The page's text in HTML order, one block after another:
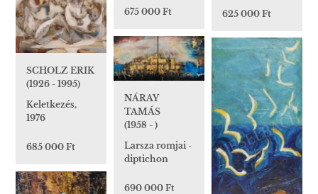
625 000 Ft
675 000 Ft
SCHOLZ ERIK
(1926 - 1995)
Keletkezés,
1976
685 000 Ft
NÁRAY
TAMÁS
(1958 - )
Larsza romjai -
diptichon
690 000 Ft